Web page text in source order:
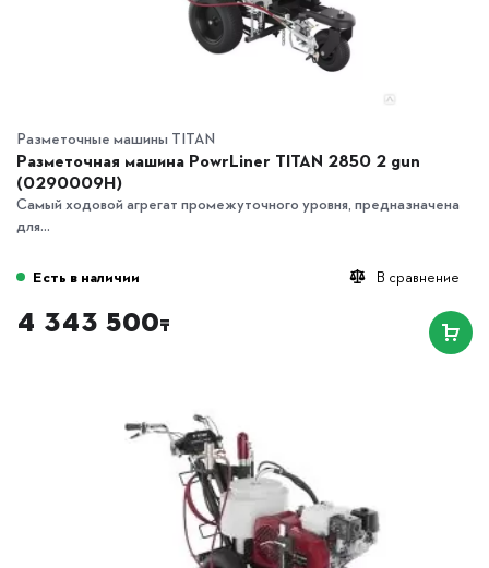
Разметочные машины TITAN
Разметочная машина PowrLiner TITAN 2850 2 gun
(0290009H)
Самый ходовой агрегат промежуточного уровня, предназначена
для...
В сравнение
Есть в наличии
4 343 500₸